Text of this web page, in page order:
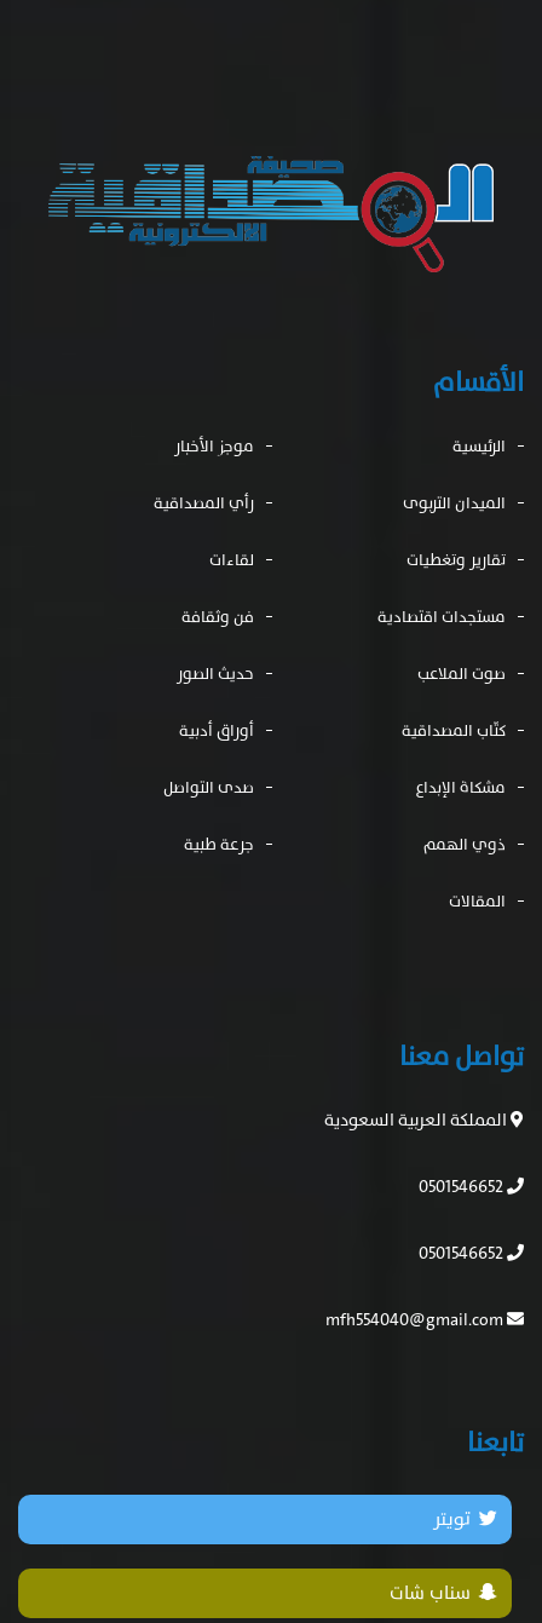
الأقسام
الرئيسية موجز الأخبار
الميدان التربوى رأي المصداقية
تقارير وتغطيات لقاءات
مستجدات اقتصادية فن وثقافة
صوت الملاعب حديث الصور
كتّاب المصداقية أوراق أدبية
مشكاة الإبداع صدى التواصل
ذوي الهمم جرعة طبية
المقالات
تواصل معنا
المملكة العربية السعودية
تابعنا
تويتر
سناب شات